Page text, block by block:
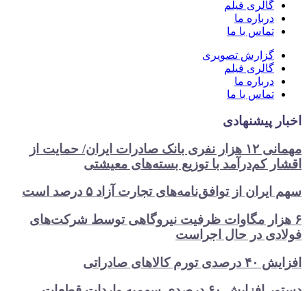
فیلم
ما
با ما
تصویری
فیلم
ما
با ما
مهمانی ۱۲ هزار نفری بانک صادرات ایران/ حمایت از
کم‌درآمد با توزیع بسته‌های معیشتی
از توافق‌نامه‌های تجارت آزاد ۵ درصد است
مگاوات ظرفیت نیروگاهی توسط شرکت‌های
در حال اجراست
صادراتی